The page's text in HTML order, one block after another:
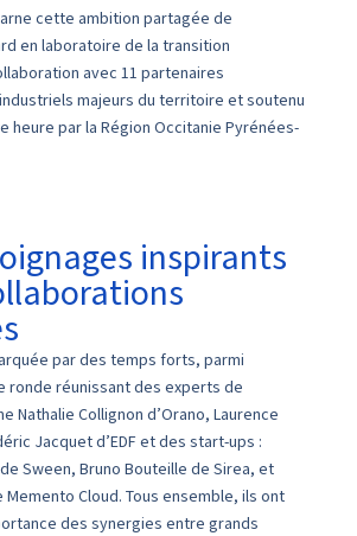
cette ambition partagée de
en laboratoire de la transition
avec 11 partenaires
majeurs du territoire et soutenu
heure par la Région Occitanie Pyrénées-
inspirants
par des temps forts, parmi
ronde réunissant des experts de
Nathalie Collignon d’Orano, Laurence
Jacquet d’EDF et des start-ups :
Sween, Bruno Bouteille de Sirea, et
Memento Cloud. Tous ensemble, ils ont
des synergies entre grands